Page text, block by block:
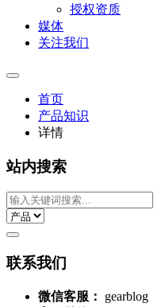
授权资质
媒体
关注我们
首页
产品知识
详情
站内搜索
联系我们
微信客服：
gearblog